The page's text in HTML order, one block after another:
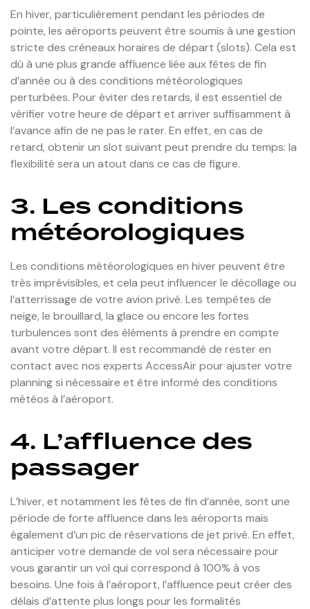
En hiver, particulièrement pendant les périodes de
pointe, les aéroports peuvent être soumis à une gestion
stricte des créneaux horaires de départ (slots). Cela est
dû à une plus grande affluence liée aux fêtes de fin
d’année ou à des conditions météorologiques
perturbées. Pour éviter des retards, il est essentiel de
vérifier votre heure de départ et arriver suffisamment à
l’avance afin de ne pas le rater. En effet, en cas de
retard, obtenir un slot suivant peut prendre du temps: la
flexibilité sera un atout dans ce cas de figure.
3. Les conditions
météorologiques
Les conditions météorologiques en hiver peuvent être
très imprévisibles, et cela peut influencer le décollage ou
l’atterrissage de votre avion privé. Les tempêtes de
neige, le brouillard, la glace ou encore les fortes
turbulences sont des éléments à prendre en compte
avant votre départ. Il est recommandé de rester en
contact avec nos experts AccessAir pour ajuster votre
planning si nécessaire et être informé des conditions
météos à l’aéroport.
4. L’affluence des
passager
L’hiver, et notamment les fêtes de fin d’année, sont une
période de forte affluence dans les aéroports mais
également d’un pic de réservations de jet privé. En effet,
anticiper votre demande de vol sera nécessaire pour
vous garantir un vol qui correspond à 100% à vos
besoins. Une fois à l’aéroport, l’affluence peut créer des
délais d’attente plus longs pour les formalités